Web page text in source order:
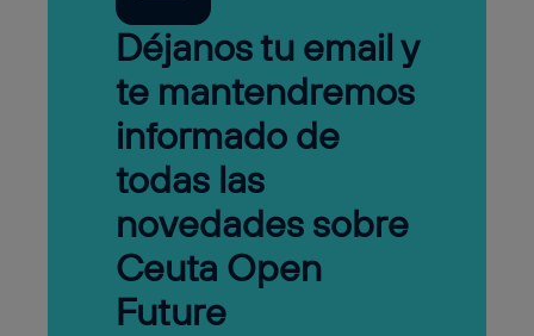
Déjanos tu email y
te mantendremos
informado de
todas las
novedades sobre
Ceuta Open
Future